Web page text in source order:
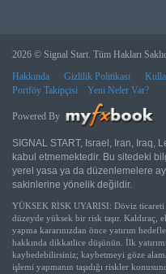
2026 © Signal Start. Tüm Hakları
Hakkında
Gizlilik Politikası
Portföy Takipçisi
Yeni Neler Var?
Powered By
SIGNAL START, Israel, Iran, Iraq,
kabul etmemektedir. Bu sitedeki
yerel yasa ya da düzenlemelere
sakinlerine yönelik değildir.
YÜKSEK RİSK UYARISI: Döviz ticareti
düzeyde yüksek bir risk taşır.
yapma kararınızdan önce yatırım
hakkında dikkatlice düşünün. İlk
kaybedebilirsiniz; kaybetmeyi göze
işlemi yapmanın taşıdığı riskler